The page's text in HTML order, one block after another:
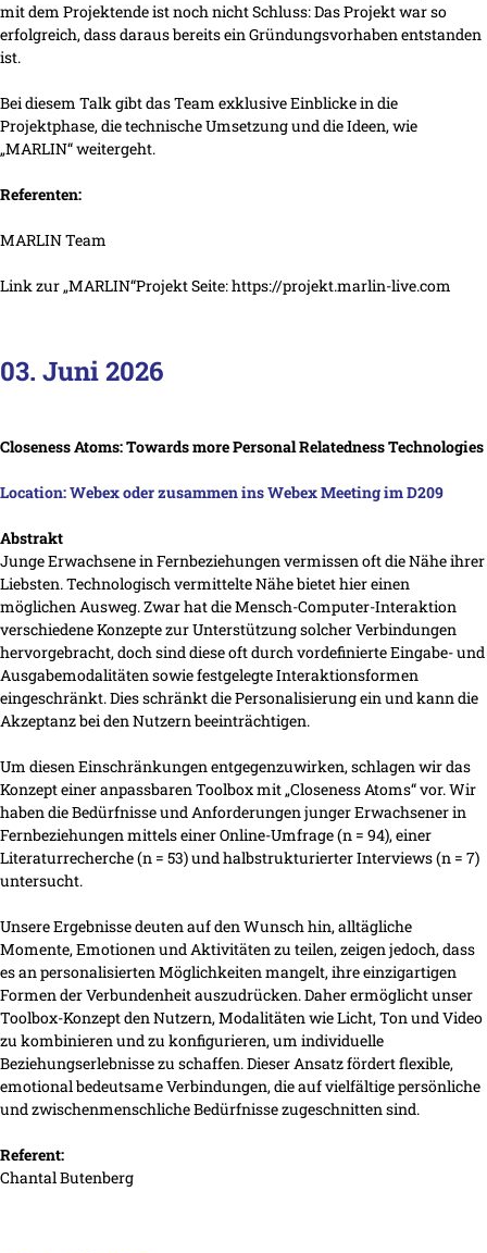
mit dem Projektende ist noch nicht Schluss: Das Projekt war so
erfolgreich, dass daraus bereits ein Gründungsvorhaben entstanden
ist.
Bei diesem Talk gibt das Team exklusive Einblicke in die
Projektphase, die technische Umsetzung und die Ideen, wie
„MARLIN“ weitergeht.
Referenten:
MARLIN Team
Link zur „MARLIN“Projekt Seite: https://projekt.marlin-live.com
03. Juni 2026
Closeness Atoms: Towards more Personal Relatedness Technologies
Location: Webex oder zusammen ins Webex Meeting im D209
Abstrakt
Junge Erwachsene in Fernbeziehungen vermissen oft die Nähe ihrer
Liebsten. Technologisch vermittelte Nähe bietet hier einen
möglichen Ausweg. Zwar hat die Mensch-Computer-Interaktion
verschiedene Konzepte zur Unterstützung solcher Verbindungen
hervorgebracht, doch sind diese oft durch vordefinierte Eingabe- und
Ausgabemodalitäten sowie festgelegte Interaktionsformen
eingeschränkt. Dies schränkt die Personalisierung ein und kann die
Akzeptanz bei den Nutzern beeinträchtigen.
Um diesen Einschränkungen entgegenzuwirken, schlagen wir das
Konzept einer anpassbaren Toolbox mit „Closeness Atoms“ vor. Wir
haben die Bedürfnisse und Anforderungen junger Erwachsener in
Fernbeziehungen mittels einer Online-Umfrage (n = 94), einer
Literaturrecherche (n = 53) und halbstrukturierter Interviews (n = 7)
untersucht.
Unsere Ergebnisse deuten auf den Wunsch hin, alltägliche
Momente, Emotionen und Aktivitäten zu teilen, zeigen jedoch, dass
es an personalisierten Möglichkeiten mangelt, ihre einzigartigen
Formen der Verbundenheit auszudrücken. Daher ermöglicht unser
Toolbox-Konzept den Nutzern, Modalitäten wie Licht, Ton und Video
zu kombinieren und zu konfigurieren, um individuelle
Beziehungserlebnisse zu schaffen. Dieser Ansatz fördert flexible,
emotional bedeutsame Verbindungen, die auf vielfältige persönliche
und zwischenmenschliche Bedürfnisse zugeschnitten sind.
Referent:
Chantal Butenberg